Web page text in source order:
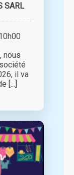
SARL
nous
il va
[...]